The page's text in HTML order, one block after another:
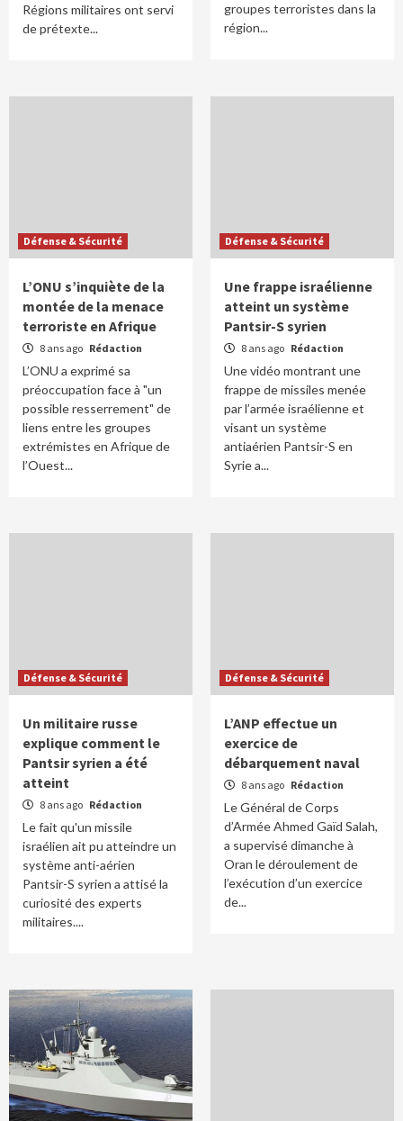
Régions militaires ont servi
de prétexte...
groupes terroristes dans la
région...
Défense & Sécurité
L’ONU s’inquiète de la
montée de la menace
terroriste en Afrique
8 ans ago Rédaction
L’ONU a exprimé sa
préoccupation face à "un
possible resserrement" de
liens entre les groupes
extrémistes en Afrique de
l’Ouest...
Défense & Sécurité
Une frappe israélienne
atteint un système
Pantsir-S syrien
8 ans ago Rédaction
Une vidéo montrant une
frappe de missiles menée
par l’armée israélienne et
visant un système
antiaérien Pantsir-S en
Syrie a...
Défense & Sécurité
Un militaire russe
explique comment le
Pantsir syrien a été
atteint
8 ans ago Rédaction
Le fait qu'un missile
israélien ait pu atteindre un
système anti-aérien
Pantsir-S syrien a attisé la
curiosité des experts
militaires....
Défense & Sécurité
L’ANP effectue un
exercice de
débarquement naval
8 ans ago Rédaction
Le Général de Corps
d’Armée Ahmed Gaïd Salah,
a supervisé dimanche à
Oran le déroulement de
l’exécution d’un exercice
de...